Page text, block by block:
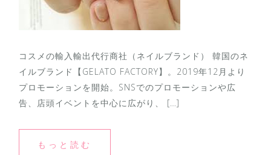
コスメの輸入輸出代行商社（ネイルブランド） 韓国のネ
イルブランド【GELATO FACTORY】。2019年12月より
プロモーションを開始。SNSでのプロモーションや広
告、店頭イベントを中心に広がり、 […]
もっと読む